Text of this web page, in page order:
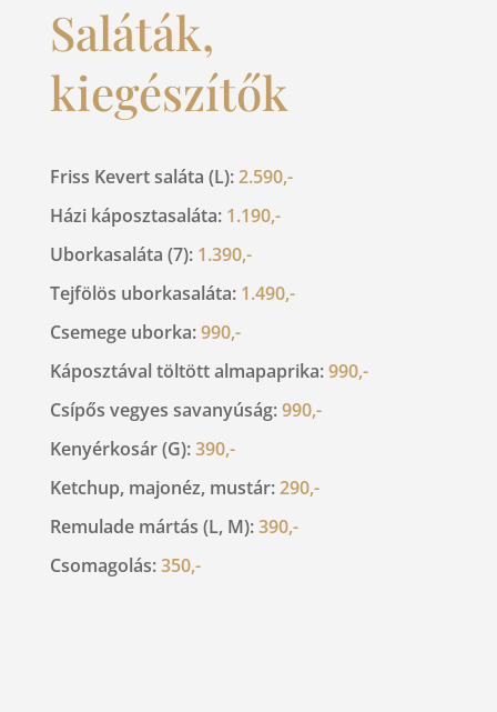
Saláták,
kiegészítők
Friss Kevert saláta (L):2.590,-
Házi káposztasaláta: 1.190,-
Uborkasaláta (7): 1.390,-
Tejfölös uborkasaláta: 1.490,-
Csemege uborka:990,-
Káposztával töltött almapaprika:990,-
Csípős vegyes savanyúság:990,-
Kenyérkosár (G):390,-
Ketchup, majonéz, mustár:290,-
Remulade mártás (L, M):390,-
Csomagolás:350,-